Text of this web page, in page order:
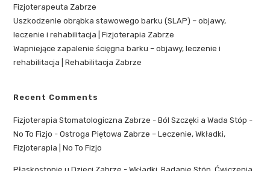
Fizjoterapeuta Zabrze
Uszkodzenie obrąbka stawowego barku (SLAP) – objawy,
leczenie i rehabilitacja | Fizjoterapia Zabrze
Wapniejące zapalenie ścięgna barku – objawy, leczenie i
rehabilitacja | Rehabilitacja Zabrze
Recent Comments
Fizjoterapia Stomatologiczna Zabrze - Ból Szczęki a Wada Stóp -
No To Fizjo -Ostroga Piętowa Zabrze – Leczenie, Wkładki,
Fizjoterapia | No To Fizjo